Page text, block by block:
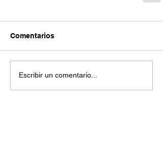
Comentarios
Escribir un comentario...